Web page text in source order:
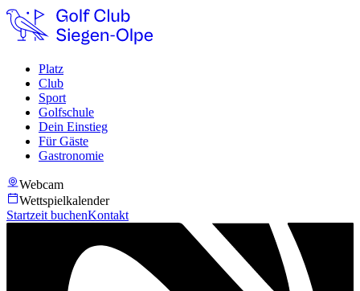
Platz
Club
Sport
Golfschule
Dein Einstieg
Für Gäste
Gastronomie
Webcam
Wettspielkalender
Startzeit buchenKontakt